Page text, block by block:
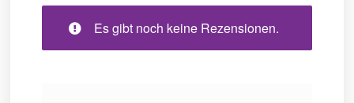
Es gibt noch keine Rezensionen.